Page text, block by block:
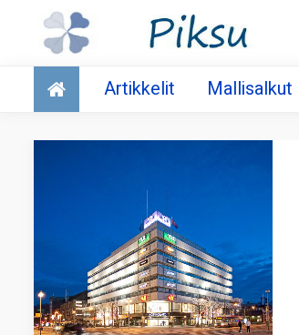
Talous
Artikkelit Mallisalkut